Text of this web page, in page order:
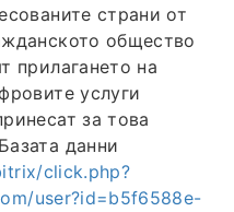
страни от
общество
прилагането на
услуги
за това
данни
click.php?
user?id=b5f6588e-